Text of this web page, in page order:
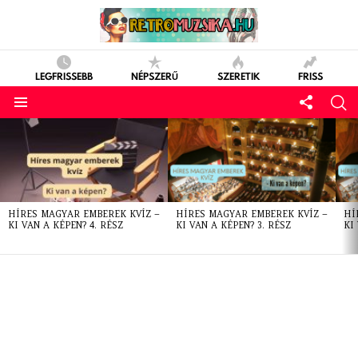
LEGFRISSEBB NÉPSZERŰ SZERETIK FRISS
LATEST
STORIES
HÍRES MAGYAR EMBEREK KVÍZ –
KI VAN A KÉPEN? 4. RÉSZ
HÍRES MAGYAR EMBEREK KVÍZ –
KI VAN A KÉPEN? 3. RÉSZ
KI